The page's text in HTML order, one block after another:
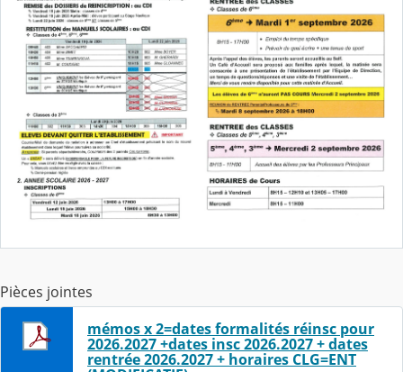
Pièces jointes
mémos x 2=dates formalités réinsc pour
2026.2027 +dates insc 2026.2027 + dates
rentrée 2026.2027 + horaires CLG=ENT